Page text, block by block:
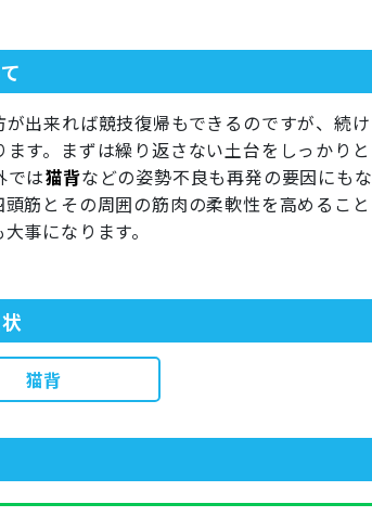
出来れば競技復帰もできるのですが、続け
す。まずは繰り返さない土台をしっかりと
では猫背などの姿勢不良も再発の要因にもな
筋とその周囲の筋肉の柔軟性を高めること
事になります。
猫背